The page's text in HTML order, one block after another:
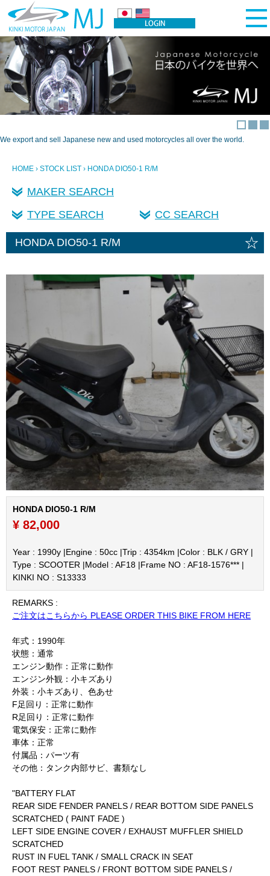
We export and sell Japanese new and used motorcycles all over the world.
HOME › STOCK LIST › HONDA DIO50-1 R/M
MAKER SEARCH
TYPE SEARCH
CC SEARCH
HONDA DIO50-1 R/M ☆
HONDA DIO50-1 R/M
¥ 82,000
Year : 1990y |Engine : 50cc |Trip : 4354km |Color : BLK / GRY |
Type : SCOOTER |Model : AF18 |Frame NO : AF18-1576*** |
KINKI NO : S13333
REMARKS :
ご注文はこちらから PLEASE ORDER THIS BIKE FROM HERE
年式：1990年
状態：通常
エンジン動作：正常に動作
エンジン外観：小キズあり
外装：小キズあり、色あせ
F足回り：正常に動作
R足回り：正常に動作
電気保安：正常に動作
車体：正常
付属品：パーツ有
その他：タンク内部サビ、書類なし
"BATTERY FLAT
REAR SIDE FENDER PANELS / REAR BOTTOM SIDE PANELS
SCRATCHED ( PAINT FADE )
LEFT SIDE ENGINE COVER / EXHAUST MUFFLER SHIELD
SCRATCHED
RUST IN FUEL TANK / SMALL CRACK IN SEAT
FOOT REST PANELS / FRONT BOTTOM SIDE PANELS /